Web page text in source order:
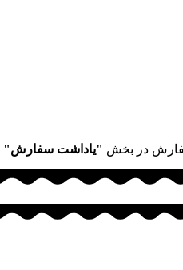
در بخش "یاداشت سفارش"